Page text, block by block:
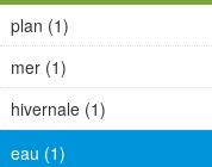
plan (1)
mer (1)
hivernale (1)
eau (1)